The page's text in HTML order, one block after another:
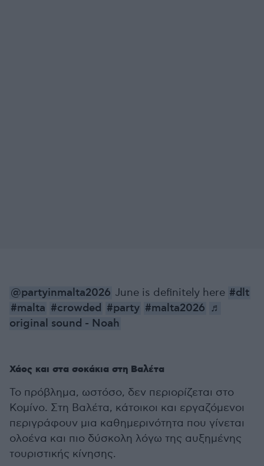
@partyinmalta2026 June is definitely here #dlt
#malta #crowded #party #malta2026 ♬
original sound - Noah
Χάος και στα σοκάκια στη Βαλέτα
Το πρόβλημα, ωστόσο, δεν περιορίζεται στο
Κομίνο. Στη Βαλέτα, κάτοικοι και εργαζόμενοι
περιγράφουν μια καθημερινότητα που γίνεται
ολοένα και πιο δύσκολη λόγω της αυξημένης
τουριστικής κίνησης.